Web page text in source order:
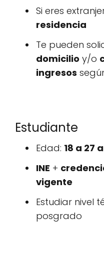
Si eres
residencia
Te pueden
domicilio y/o
ingresos
Estudiante
Edad: 18 a 27
INE +
vigente
Estudiar nivel
posgrado